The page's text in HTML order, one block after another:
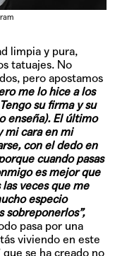
limpia y pura,
tatuajes. No
pero apostamos
me lo hice a los
su firma y su
enseña). El último
mi cara en mi
con el dedo en
cuando pasas
es mejor que
veces que me
especio
sobreponerlos”,
pasa por una
viviendo en este
que se ha creado no